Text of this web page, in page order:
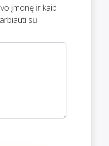
įmonę ir kaip
su